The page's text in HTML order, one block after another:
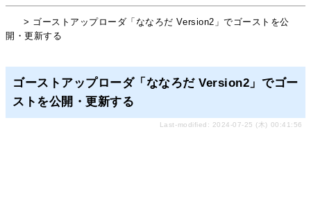
> ゴーストアップローダ「ななろだ Version2」でゴーストを公
開・更新する
ゴーストアップローダ「ななろだ Version2」でゴー
ストを公開・更新する
Last-modified: 2024-07-25 (木) 00:41:56